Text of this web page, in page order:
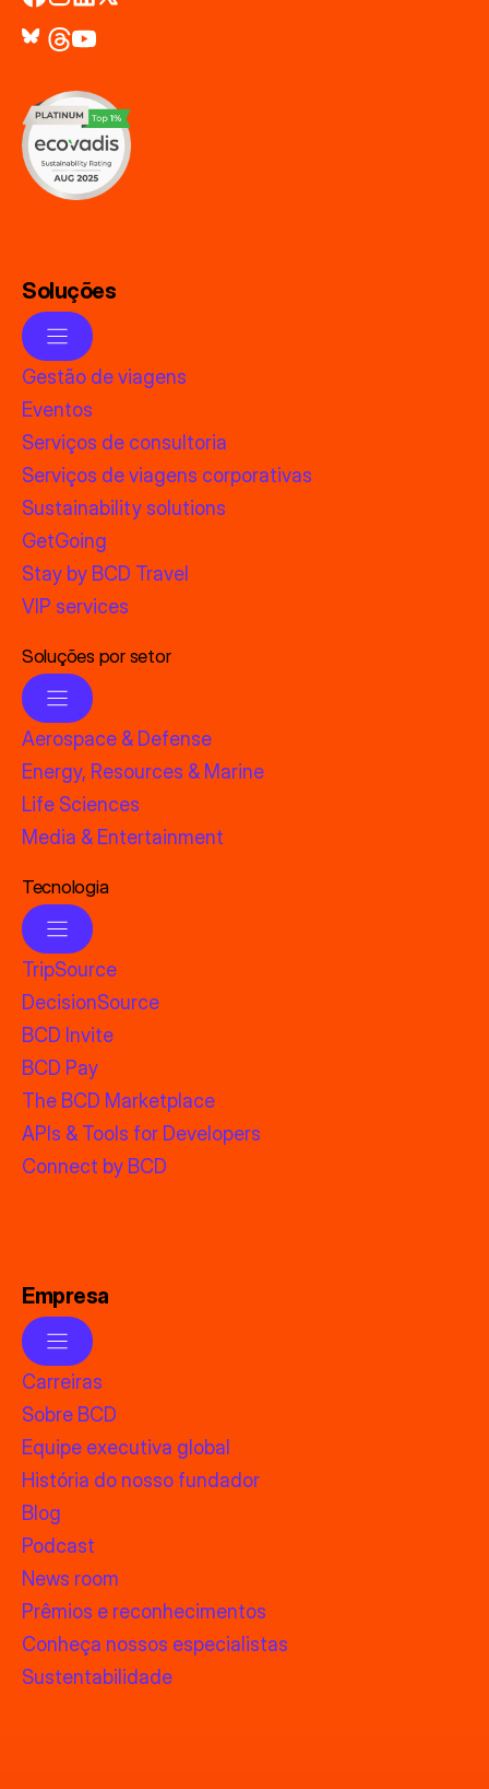
Soluções
Gestão de viagens
Eventos
Serviços de consultoria
Serviços de viagens corporativas
Sustainability solutions
GetGoing
Stay by BCD Travel
VIP services
Soluções por setor
Aerospace & Defense
Energy, Resources & Marine
Life Sciences
Media & Entertainment
Tecnologia
TripSource
DecisionSource
BCD Invite
BCD Pay
The BCD Marketplace
APIs & Tools for Developers
Connect by BCD
Empresa
Carreiras
Sobre BCD
Equipe executiva global
História do nosso fundador
Blog
Podcast
News room
Prêmios e reconhecimentos
Conheça nossos especialistas
Sustentabilidade